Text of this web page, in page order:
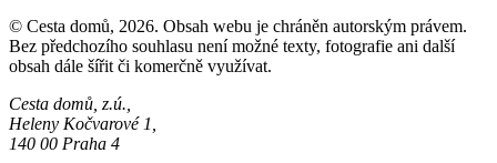
© Cesta domů, 2026. Obsah webu je chráněn autorským právem.
Bez předchozího souhlasu není možné texty, fotografie ani další
obsah dále šířit či komerčně využívat.
Cesta domů, z.ú.,
Heleny Kočvarové 1,
140 00 Praha 4